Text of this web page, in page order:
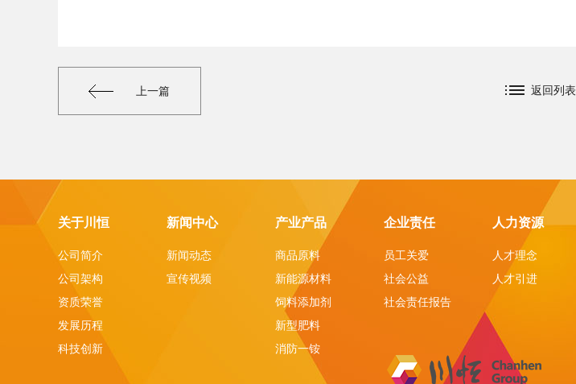
上一篇 返回列表
关于川恒
公司简介
公司架构
资质荣誉
发展历程
科技创新
新闻中心
新闻动态
宣传视频
产业产品
商品原料
新能源材料
饲料添加剂
新型肥料
消防一铵
企业责任
员工关爱
社会公益
社会责任报告
人力资源
人才理念
人才引进